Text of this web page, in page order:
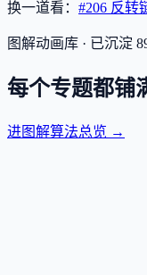
换一道看： #206 反转
图解动画库 · 已沉淀
每个专题都铺
进图解算法总览 →